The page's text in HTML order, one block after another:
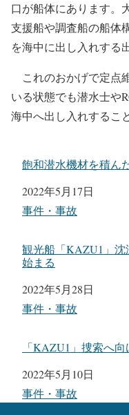
口が船体にあります。
支援船や調査船の船体
を海中に出し入れする
これのおかげで定点
いる状態でも潜水士や
海中へ出し入れするこ
飽和潜水機材を積ん
日付
2022年5月17日
関連理由
事件・事故
観光船「KAZU1」沈
始まる
日付
2022年5月28日
関連理由
事件・事故
「KAZU1」捜索へ
日付
2022年5月10日
関連理由
事件・事故